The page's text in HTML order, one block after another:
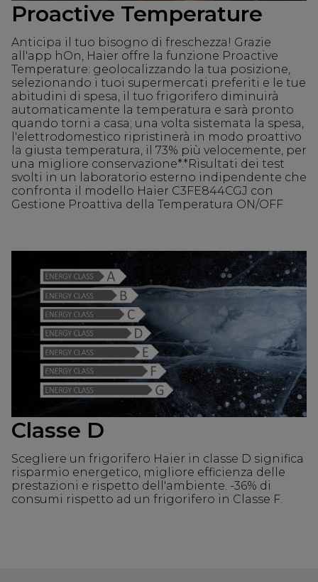
Proactive Temperature
Anticipa il tuo bisogno di freschezza! Grazie
all'app hOn, Haier offre la funzione Proactive
Temperature: geolocalizzando la tua posizione,
selezionando i tuoi supermercati preferiti e le tue
abitudini di spesa, il tuo frigorifero diminuirà
automaticamente la temperatura e sarà pronto
quando torni a casa; una volta sistemata la spesa,
l'elettrodomestico ripristinerà in modo proattivo
la giusta temperatura, il 73% più velocemente, per
una migliore conservazione*.*Risultati dei test
svolti in un laboratorio esterno indipendente che
confronta il modello Haier C3FE844CGJ con
Gestione Proattiva della Temperatura ON/OFF
Classe D
Scegliere un frigorifero Haier in classe D significa
risparmio energetico, migliore efficienza delle
prestazioni e rispetto dell'ambiente. -36% di
consumi rispetto ad un frigorifero in Classe F.